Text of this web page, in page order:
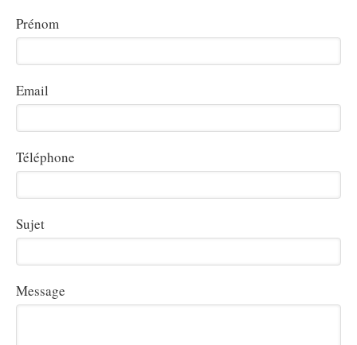
Prénom
Email
Téléphone
Sujet
Message